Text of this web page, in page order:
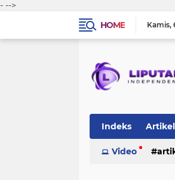
- -->
HOME
Kamis
Indeks Artikel
Peristiwa
Video